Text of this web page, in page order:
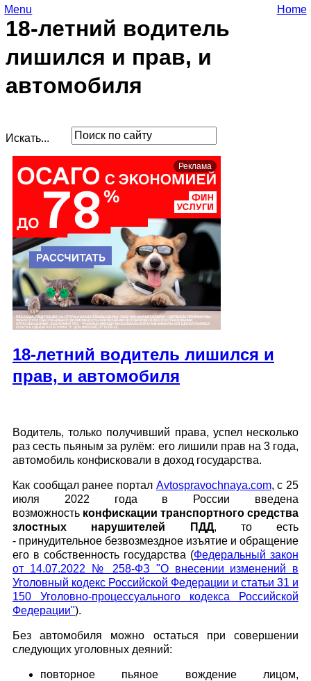
18-летний водитель
лишился и прав, и
автомобиля
Menu Home
Искать...
Реклама
18-летний водитель лишился и
прав, и автомобиля
Водитель, только получивший права, успел несколько
раз сесть пьяным за рулём: его лишили прав на 3 года,
автомобиль конфисковали в доход государства.
Как сообщал ранее портал Avtospravochnaya.com, с 25
июля 2022 года в России введена
возможность конфискации транспортного средства
злостных нарушителей ПДД, то есть
- принудительное безвозмездное изъятие и обращение
его в собственность государства (Федеральный закон
от 14.07.2022 № 258-ФЗ "О внесении изменений в
Уголовный кодекс Российской Федерации и статьи 31 и
150 Уголовно-процессуального кодекса Российской
Федерации").
Без автомобиля можно остаться при совершении
следующих уголовных деяний:
повторное пьяное вождение лицом,